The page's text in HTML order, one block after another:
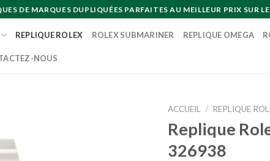
DE MARQUES DUPLIQUÉES PARFAITES AU MEILLEUR PRIX SUR
REPLIQUE ROLEX ROLEX SUBMARINER REPLIQUE OMEGA
NOUS
ACCUEIL / REPLIQUE
Replique
326938